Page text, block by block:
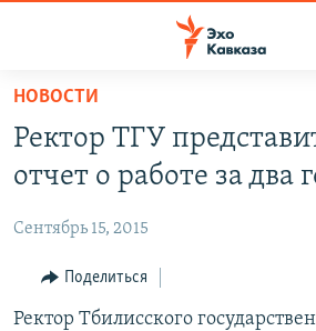
Вернуться
основному
содержанию
навигации
Вернутся
ТБИЛИСИ
ЦХИНВАЛИ
ВЕСЬ КАВКАЗ
СЕВЕРНЫЙ КАВКАЗ
ТЕМЫ
НОВОСТИ
Ректор ТГУ
отчет о работе за два
Сентябрь 15, 2015
Поделиться
Ректор Тбилисского